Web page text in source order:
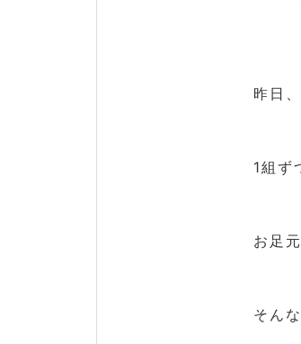
昨日
1組ず
お足
そん